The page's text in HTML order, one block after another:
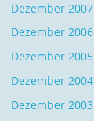
Dezember 2007
Dezember 2006
Dezember 2005
Dezember 2004
Dezember 2003